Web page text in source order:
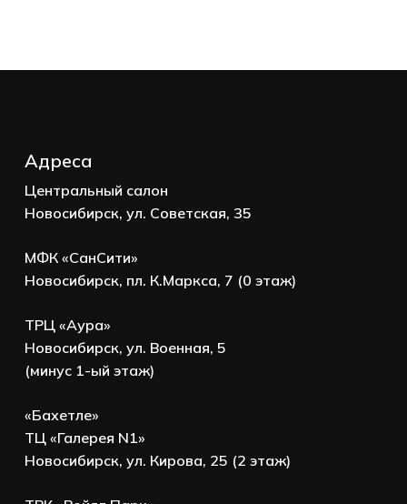
Адреса
Центральный салон
Новосибирск, ул. Советская, 35
МФК «СанСити»
Новосибирск, пл. К.Маркса, 7 (0 этаж)
ТРЦ «Аура»
Новосибирск, ул. Военная, 5
(минус 1-ый этаж)
«Бахетле»
ТЦ «Галерея N1»
Новосибирск, ул. Кирова, 25 (2 этаж)